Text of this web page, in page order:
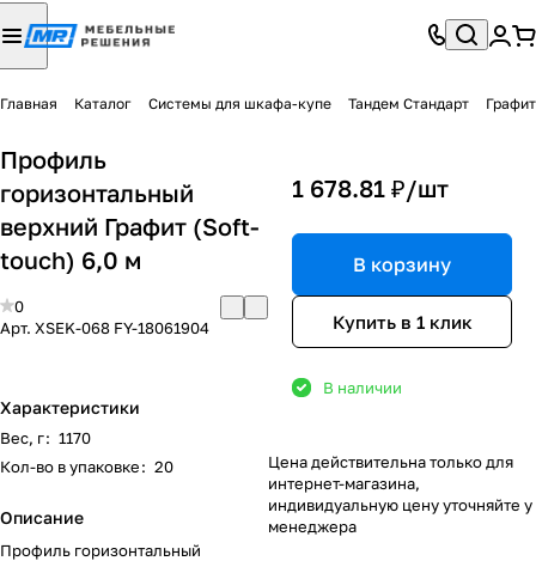
Главная Каталог Системы для шкафа-купе Тандем Стандарт
Профиль
горизонтальный
верхний Графит (Soft-
touch) 6,0 м
0
Арт. XSEK-068 FY-18061904
Характеристики
Вес, г: 1170
Кол-во в упаковке: 20
Описание
Профиль горизонтальный
1 678.81 ₽/шт
В корзину
Купить в 1 клик
В наличии
Цена действительна только для
интернет-магазина,
индивидуальную цену уточняйте у
менеджера